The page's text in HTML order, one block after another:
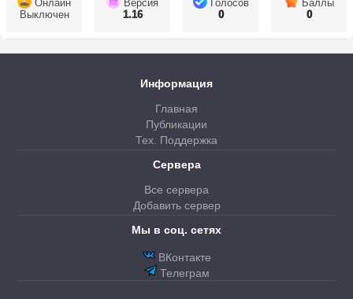
Онлайн
Выключен
Версия
1.16
Голосов
0
Баллы
0
Информация
Главная
Публикации
Тех. Поддержка
Сервера
Все сервера
Добавить сервер
Мы в соц. сетях
ВКонтакте
Телеграм